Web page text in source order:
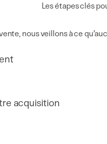
Les étapes clés
nous veillons à ce
acquisition